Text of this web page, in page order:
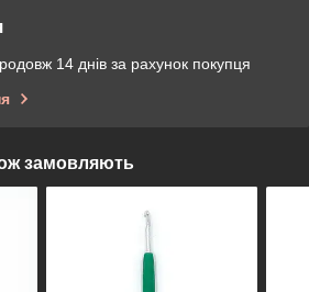
14 днів за рахунок покупця
замовляють